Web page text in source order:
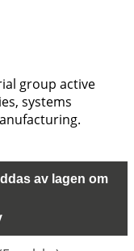
group active
systems
av lagen om